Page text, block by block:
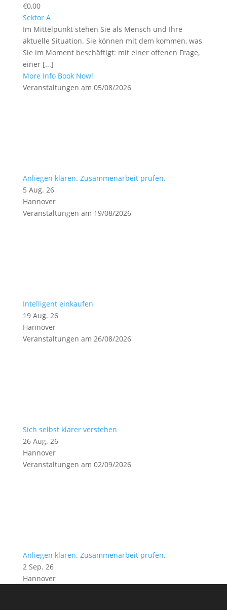
€0,00
Sektor A
Im Mittelpunkt stehen Sie als Mensch und Ihre
aktuelle Situation. Sie können mit dem kommen, was
Sie im Moment beschäftigt: mit einer offenen Frage,
einer [...]
More Info Book Now!
Veranstaltungen am 05/08/2026
Anliegen klären. Zusammenarbeit prüfen.
5 Aug. 26
Hannover
Veranstaltungen am 19/08/2026
Intelligent einkaufen
19 Aug. 26
Hannover
Veranstaltungen am 26/08/2026
Sich selbst klarer verstehen
26 Aug. 26
Hannover
Veranstaltungen am 02/09/2026
Anliegen klären. Zusammenarbeit prüfen.
2 Sep. 26
Hannover